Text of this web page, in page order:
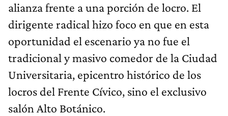
alianza frente a una porción de locro. El
dirigente radical hizo foco en que en esta
oportunidad el escenario ya no fue el
tradicional y masivo comedor de la Ciudad
Universitaria, epicentro histórico de los
locros del Frente Cívico, sino el exclusivo
salón Alto Botánico.